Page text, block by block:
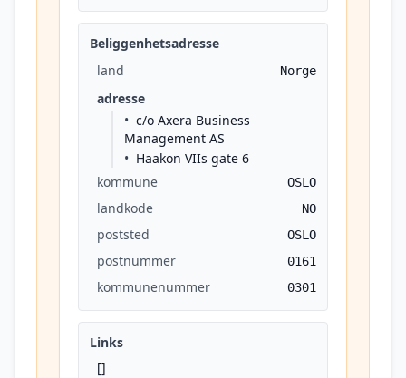
Beliggenhetsadresse
land
Norge
adresse
c/o Axera Business
Management AS
Haakon VIIs gate 6
kommune
OSLO
landkode NO
poststed OSLO
postnummer 0161
kommunenummer 0301
Links
[]